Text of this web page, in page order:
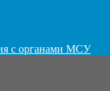
с органами МСУ